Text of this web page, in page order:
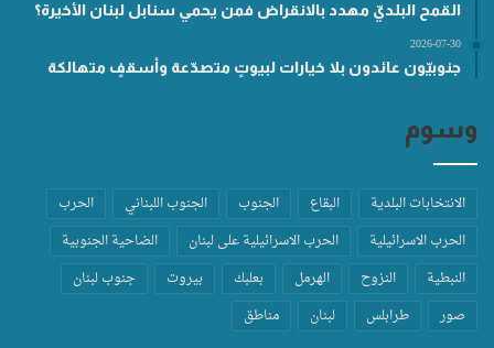
القمح البلديّ مهدد بالانقراض فمن يحمي سنابل لبنان الأخيرة؟
2026-07-30
جنوبيّون عائدون بلا خيارات لبيوتٍ متصدّعة وأسقفٍ متهالكة
وسوم
الانتخابات البلدية البقاع الجنوب الجنوب اللبناني
الحرب
الحرب الاسرائيلية
الحرب الاسرائيلية على لبنان
الضاحية الجنوبية
النبطية
النزوح الهرمل بعلبك بيروت
جنوب لبنان
صور
طرابلس لبنان مناطق